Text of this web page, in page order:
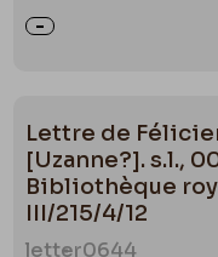
Lettre de
[Uzanne?]. s.l.,
Bibliothèque
III/215/4/12
letter0644